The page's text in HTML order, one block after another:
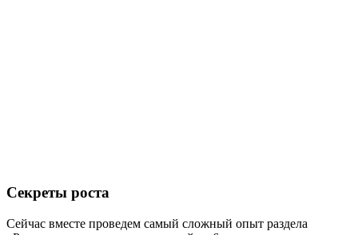
Секреты роста
Сейчас вместе проведем самый сложный опыт раздела